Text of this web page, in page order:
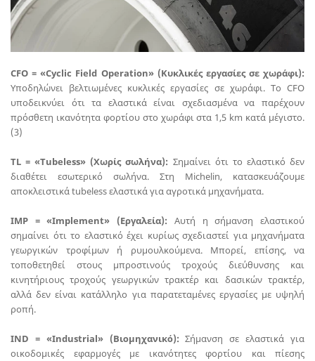
CFO = «Cyclic Field Operation» (Κυκλικές εργασίες σε χωράφι):
Υποδηλώνει βελτιωμένες κυκλικές εργασίες σε χωράφι. Το CFO
υποδεικνύει ότι τα ελαστικά είναι σχεδιασμένα να παρέχουν
πρόσθετη ικανότητα φορτίου στο χωράφι στα 1,5 km κατά μέγιστο.
(3)
TL = «Tubeless» (Χωρίς σωλήνα): Σημαίνει ότι το ελαστικό δεν
διαθέτει εσωτερικό σωλήνα. Στη Michelin, κατασκευάζουμε
αποκλειστικά tubeless ελαστικά για αγροτικά μηχανήματα.
IMP = «Implement» (Εργαλεία): Αυτή η σήμανση ελαστικού
σημαίνει ότι το ελαστικό έχει κυρίως σχεδιαστεί για μηχανήματα
γεωργικών τροφίμων ή ρυμουλκούμενα. Μπορεί, επίσης, να
τοποθετηθεί στους μπροστινούς τροχούς διεύθυνσης και
κινητήριους τροχούς γεωργικών τρακτέρ και δασικών τρακτέρ,
αλλά δεν είναι κατάλληλο για παρατεταμένες εργασίες με υψηλή
ροπή.
IND = «Industrial» (Βιομηχανικό): Σήμανση σε ελαστικά για
οικοδομικές εφαρμογές με ικανότητες φορτίου και πίεσης